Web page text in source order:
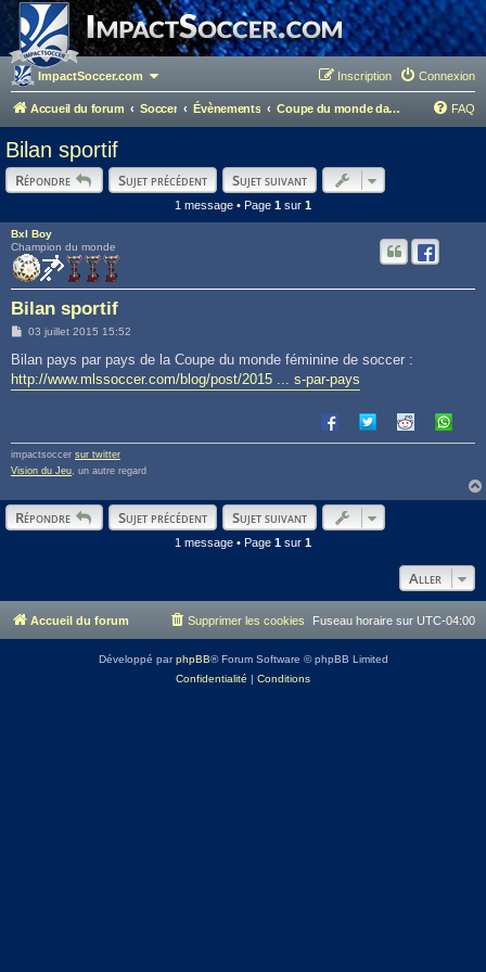
ImpactSoccer.com Connexion
Inscription
Accueil du forum Soccer Évènements Coupe du monde dames - Canada 2015 FAQ
Bilan sportif
Répondre Sujet précédent Sujet suivant
1 message • Page 1 sur 1
Bxl Boy
Champion du monde
Bilan sportif
M
s
a
03 juillet 2015 15:52
Bilan pays par pays de la Coupe du monde féminine de soccer :
http://www.mlssoccer.com/blog/post/2015 ... s-par-pays
impactsoccer sur twitter
Vision du Jeu , un autre regard
Répondre Sujet précédent Sujet suivant
1 message • Page 1 sur 1
Aller
Accueil du forum Fuseau horaire sur UTC-04:00
Supprimer les cookies
Développé parphpBB® Forum Software © phpBB Limited
Confidentialité | Conditions